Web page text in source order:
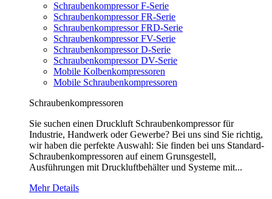
Schraubenkompressor F-Serie
Schraubenkompressor FR-Serie
Schraubenkompressor FRD-Serie
Schraubenkompressor FV-Serie
Schraubenkompressor D-Serie
Schraubenkompressor DV-Serie
Mobile Kolbenkompressoren
Mobile Schraubenkompressoren
Schraubenkompressoren
Sie suchen einen Druckluft Schraubenkompressor für
Industrie, Handwerk oder Gewerbe? Bei uns sind Sie richtig,
wir haben die perfekte Auswahl: Sie finden bei uns Standard-
Schraubenkompressoren auf einem Grunsgestell,
Ausführungen mit Druckluftbehälter und Systeme mit...
Mehr Details